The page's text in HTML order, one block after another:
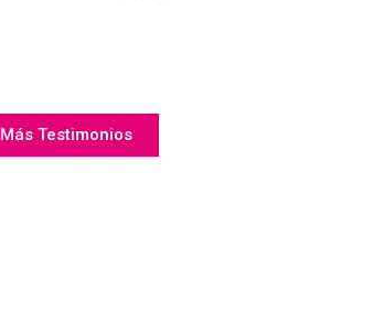
Más Testimonios